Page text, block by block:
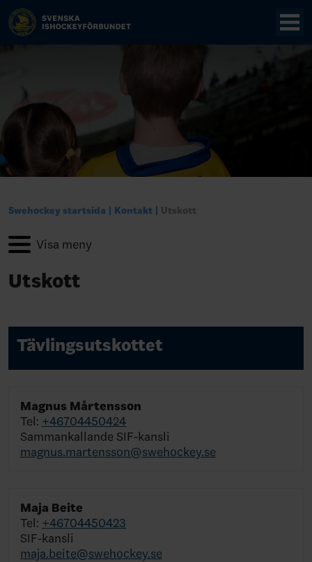
Swehockey startsida Kontakt Utskott
Utskott
Tävlingsutskottet
Magnus Mårtensson
Tel: +46704450424
Sammankallande SIF-kansli
magnus.martensson@swehockey.se
Maja Beite
Tel: +46704450423
SIF-kansli
maja.beite@swehockey.se